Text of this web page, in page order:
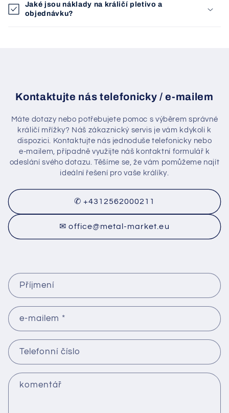
Jaké jsou náklady na králičí pletivo a
objednávku?
Kontaktujte nás telefonicky / e-mailem
Máte dotazy nebo potřebujete pomoc s výběrem správné
králičí mřížky? Náš zákaznický servis je vám kdykoli k
dispozici. Kontaktujte nás jednoduše telefonicky nebo
e‑mailem, případně využijte náš kontaktní formulář k
odeslání svého dotazu. Těšíme se, že vám pomůžeme najít
ideální řešení pro vaše králíky.
✆ +4312562000211
✉ office@metal-market.eu
K
o
t
a
k
t
í
Příjmení
e-mailem *
Telefonní číslo
komentář